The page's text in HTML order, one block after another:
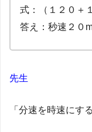
式：（１２０＋
答え：秒速２０
先生
「分速を時速にす